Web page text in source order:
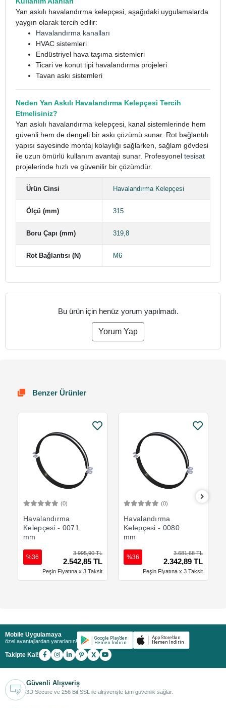
Yan askılı havalandırma kelepçesi, aşağıdaki uygulamalarda
yaygın olarak tercih edilir:
Havalandırma kanalları
HVAC sistemleri
Endüstriyel hava taşıma sistemleri
Ticari ve konut tipi havalandırma projeleri
Tavan askı sistemleri
Neden Yan Askılı Havalandırma Kelepçesi Tercih
Etmelisiniz?
Yan askılı havalandırma kelepçesi, kanal sistemlerinde hem
güvenli hem de dengeli bir askı çözümü sunar. Rot bağlantılı
yapısı sayesinde montaj kolaylığı sağlarken, sağlam gövdesi
ile uzun ömürlü kullanım avantajı sunar. Profesyonel tesisat
projelerinde hızlı ve güvenilir bir çözümdür.
Ürün Cinsi Havalandırma Kelepçesi
Ölçü (mm) 315
Boru Çapı (mm) 319,8
Rot Bağlantısı (N) M6
Bu ürün için henüz yorum yapılmadı.
Yorum Yap
Benzer Ürünler
(0)
Havalandırma
Kelepçesi - 0071
mm
3.995,90 TL
2.542,85 TL
%36
Peşin Fiyatına x 3 Taksit
(0)
Havalandırma
Kelepçesi - 0080
mm
3.681,68 TL
2.342,89 TL
%36
Peşin Fiyatına x 3 Taksit
Mobile Uygulamaya
özel avantajlardan yararlanın!
Takipte Kal! X
Güvenli Alışveriş
3D Secure ve 256 Bit SSL ile alışverişte tam güvenlik sağlar.